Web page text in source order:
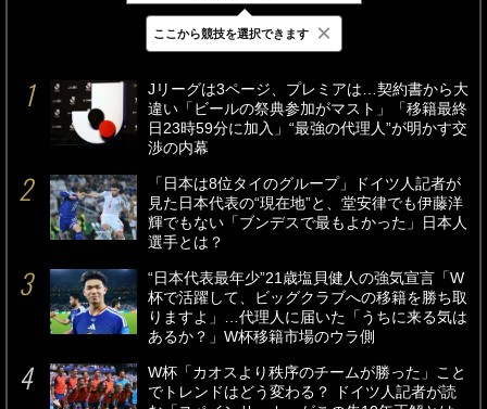
最新 24時間 週間
Jリーグは3ページ、プレミアは…契約書から大
違い「ビールの祭典参加がマスト」「移籍最終
日23時59分に加入」“最強の代理人”が明かす交
渉の内幕
「日本は8位タイのグループ」ドイツ人記者が
見た日本代表の“現在地”と、堂安律でも伊藤洋
輝でもない「ブンデスで最もよかった」日本人
選手とは？
“日本代表最年少”21歳塩貝健人の強気宣言「W
杯で活躍して、ビッグクラブへの移籍を勝ち取
りますよ」…代理人に届いた「うちに来る気は
あるか？」W杯移籍市場のウラ側
W杯「カオスより秩序のチームが勝った」こと
でトレンドはどう変わる？ ドイツ人記者が読
ここから競技を選択できます ×